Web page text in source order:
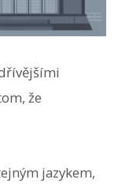
že
jazykem,